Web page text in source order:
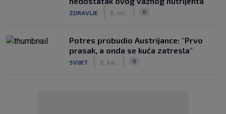
ZDRAVLJE 8. kol. 0
Potres probudio Austrijance: "Prvo
prasak, a onda se kuća zatresla"
SVIJET 8. kol. 0